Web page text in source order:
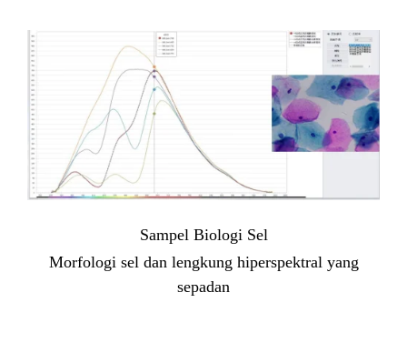
Sampel Biologi Sel
Morfologi sel dan lengkung hiperspektral yang
sepadan